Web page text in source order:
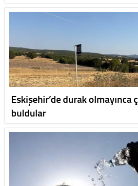
Eskişehir’de durak olmayınca
buldular